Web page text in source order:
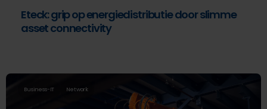
Eteck: grip op energiedistributie door slimme
asset connectivity
Business-IT Network